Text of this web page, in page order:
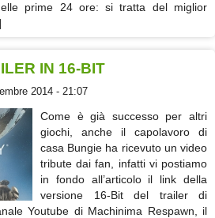
prime 24 ore: si tratta del miglior
IN 16-BIT
2014 - 21:07
Come è già successo per altri
giochi, anche il capolavoro di
casa Bungie ha ricevuto un video
tribute dai fan, infatti vi postiamo
in fondo all’articolo il link della
versione 16-Bit del trailer di
Youtube di Machinima Respawn, il